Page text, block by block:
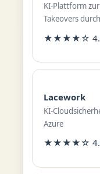
KI-Plattform
Takeovers
★★★★☆
Lacework
KI-
Azure
★★★★☆